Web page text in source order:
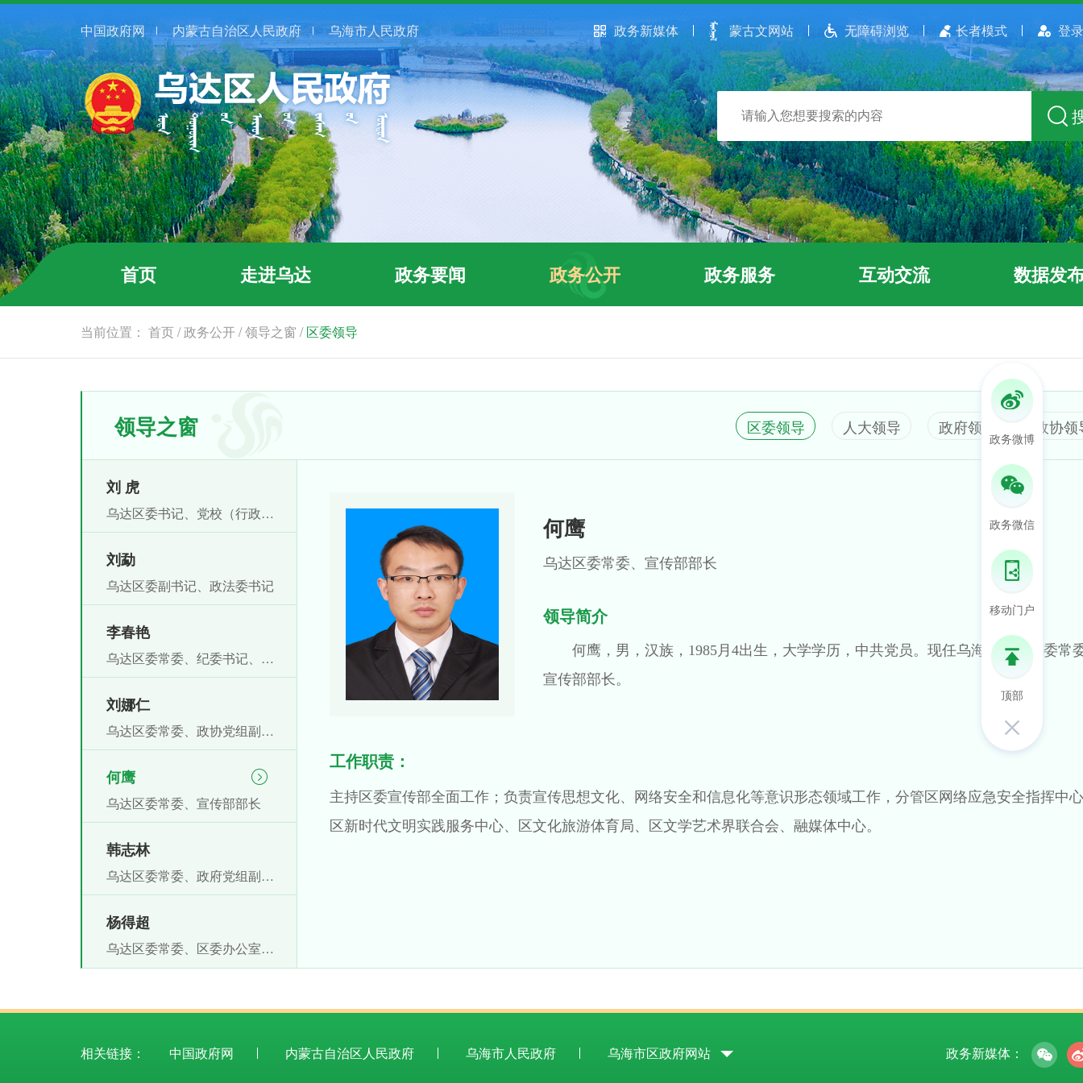
中国政府网 内蒙古自治区人民政府 乌海市人民政府 政务新媒体 蒙古文网站 无障碍浏览 长者模式 登
首页 走进乌达 政务要闻 政务公开 政务服务 互动交流 数据发
当前位置： 首页/政务公开 /领导之窗 /区委领导
领导之窗 区委领导 人大领导 政府领导 政协
刘 虎
乌达区委书记、党校（行政学校）校长，乌海乌达高新技术产业开发区党工委书记
刘勐
乌达区委副书记、政法委书记
李春艳
乌达区委常委、纪委书记、监委主任
刘娜仁
乌达区委常委、政协党组副书记、统战部部长、三级调研员，区社会主义学校校长
何鹰
乌达区委常委、宣传部部长
韩志林
乌达区委常委、政府党组副书记、副区长，区红十字会会长
杨得超
乌达区委常委、区委办公室主任
何鹰
乌达区委常委、宣传部部长
领导简介
何鹰，男，汉族，1985月4出生，大学学历，中共党员。现任乌海市乌达区委常
宣传部部长。
工作职责：
主持区委宣传部全面工作；负责宣传思想文化、网络安全和信息化等意识形态领域工作，分管区网络应急安全指挥中
区新时代文明实践服务中心、区文化旅游体育局、区文学艺术界联合会、融媒体中心。
相关链接： 中国政府网 内蒙古自治区人民政府 乌海市人民政府 乌海市区政府网站 政务新媒体：
政务微博
政务微信
移动门户
顶部